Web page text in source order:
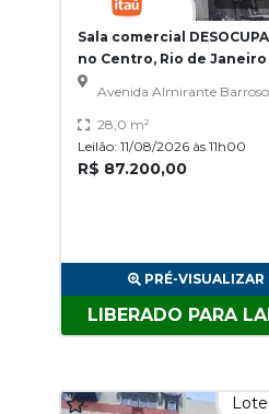
Sala comercial
no Centro, Rio de Janeiro
Avenida Almirante Barroso
28,0 m²
Leilão: 11/08/2026 às 11h00
R$ 87.200,00
PRÉ-VISUALIZAR
LIBERADO PARA
Lote